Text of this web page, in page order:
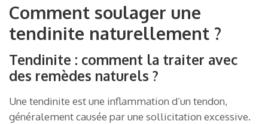
Comment soulager une
tendinite naturellement ?
Tendinite : comment la traiter avec
des remèdes naturels ?
Une tendinite est une inflammation d’un tendon,
généralement causée par une sollicitation excessive.